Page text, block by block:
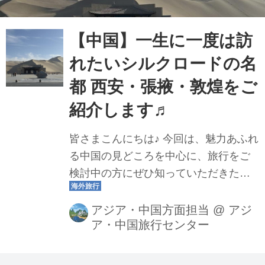
【中国】一生に一度は訪
れたいシルクロードの名
都 西安・張掖・敦煌をご
紹介します♬
皆さまこんにちは♪ 今回は、魅力あふれ
る中国の見どころを中心に、旅行をご
検討中の方にぜひ知っていただきたい
情報をご紹介いたします。 これから中
国へのご旅行をご検討されている方
や、ツアー選びでお悩みの方にとっ
アジア・中国方面担当 @ アジ
ア・中国旅行センター